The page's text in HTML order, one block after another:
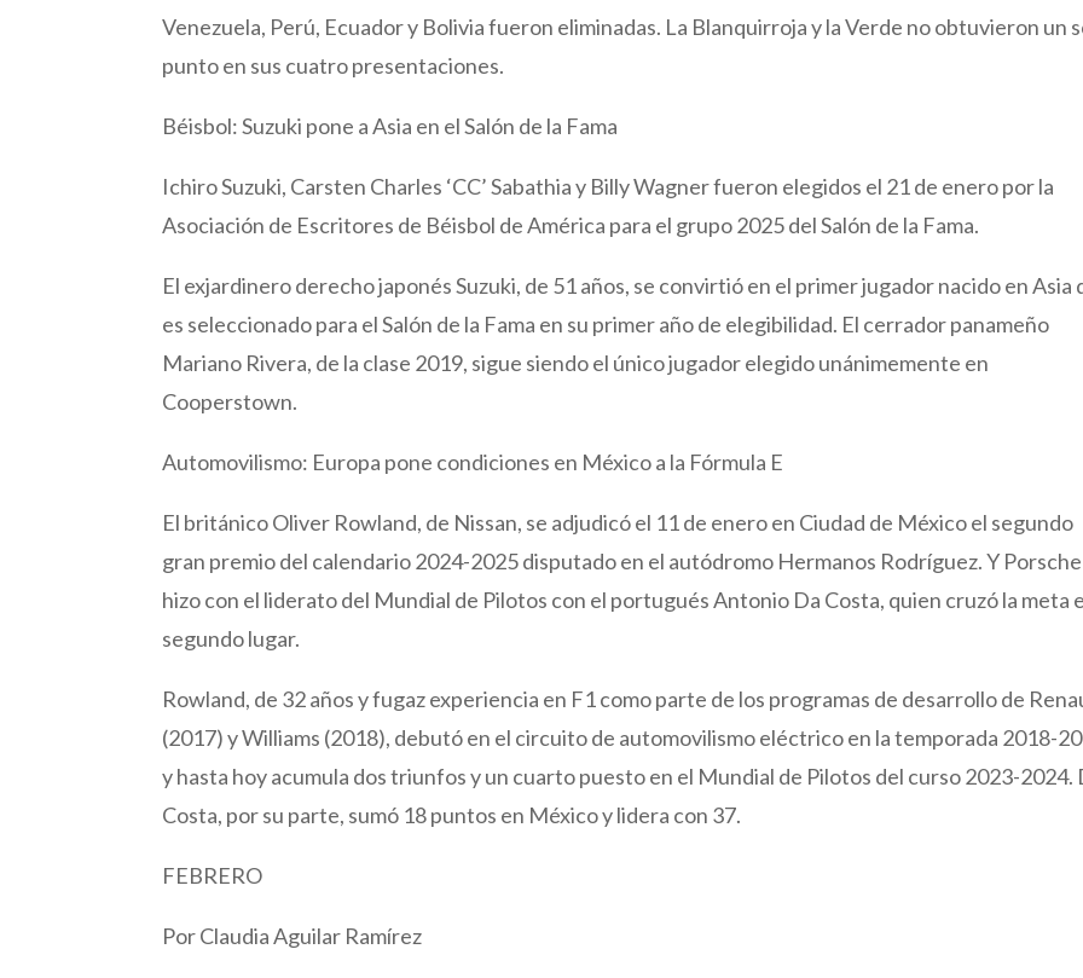
Venezuela, Perú, Ecuador y Bolivia fueron eliminadas. La Blanquirroja y la Verde no obtuvieron un
punto en sus cuatro presentaciones.
Béisbol: Suzuki pone a Asia en el Salón de la Fama
Ichiro Suzuki, Carsten Charles ‘CC’ Sabathia y Billy Wagner fueron elegidos el 21 de enero por la
Asociación de Escritores de Béisbol de América para el grupo 2025 del Salón de la Fama.
El exjardinero derecho japonés Suzuki, de 51 años, se convirtió en el primer jugador nacido en Asia
es seleccionado para el Salón de la Fama en su primer año de elegibilidad. El cerrador panameño
Mariano Rivera, de la clase 2019, sigue siendo el único jugador elegido unánimemente en
Cooperstown.
Automovilismo: Europa pone condiciones en México a la Fórmula E
El británico Oliver Rowland, de Nissan, se adjudicó el 11 de enero en Ciudad de México el segundo
gran premio del calendario 2024-2025 disputado en el autódromo Hermanos Rodríguez. Y Porsche
hizo con el liderato del Mundial de Pilotos con el portugués Antonio Da Costa, quien cruzó la meta
segundo lugar.
Rowland, de 32 años y fugaz experiencia en F1 como parte de los programas de desarrollo de
(2017) y Williams (2018), debutó en el circuito de automovilismo eléctrico en la temporada 2018-
y hasta hoy acumula dos triunfos y un cuarto puesto en el Mundial de Pilotos del curso 2023-2024.
Costa, por su parte, sumó 18 puntos en México y lidera con 37.
FEBRERO
Por Claudia Aguilar Ramírez